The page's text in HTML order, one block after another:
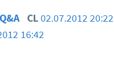
CL02.07.2012 20:22
16:42